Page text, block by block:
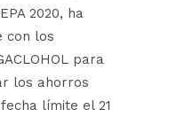
2020, ha
con los
para
los ahorros
límite el 21